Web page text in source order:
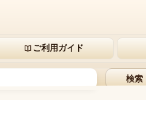
ご利用ガイド
検索